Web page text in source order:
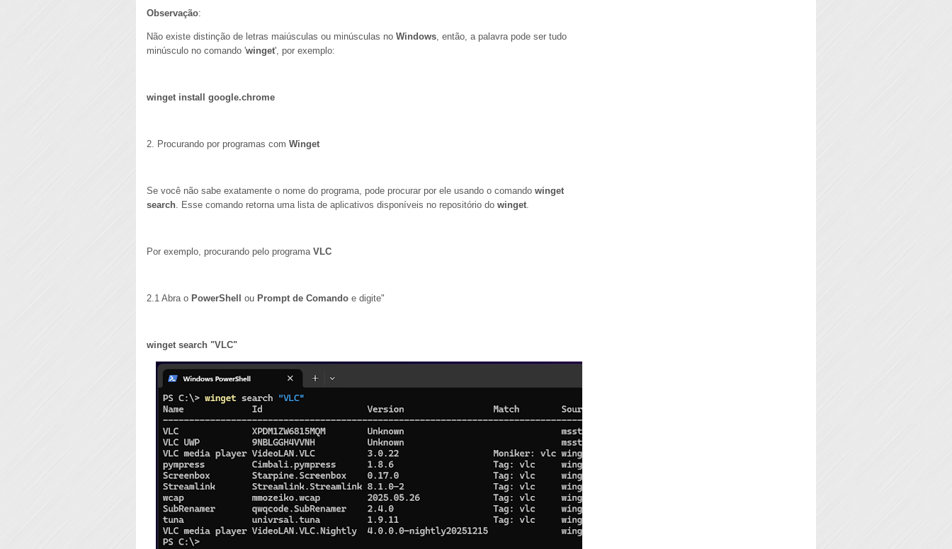
Observação:
Não existe distinção de letras maiúsculas ou minúsculas no Windows, então, a palavra pode ser tudo
minúsculo no comando 'winget', por exemplo:
winget install google.chrome
2. Procurando por programas com Winget
Se você não sabe exatamente o nome do programa, pode procurar por ele usando o comando winget
search. Esse comando retorna uma lista de aplicativos disponíveis no repositório do winget.
Por exemplo, procurando pelo programa VLC
2.1 Abra o PowerShell ou Prompt de Comando e digite"
winget search "VLC"